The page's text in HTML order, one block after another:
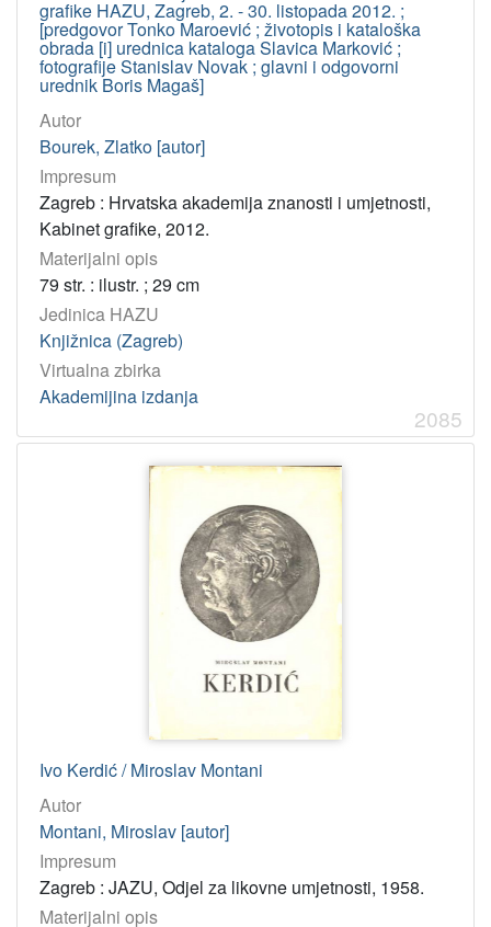
grafike HAZU, Zagreb, 2. - 30. listopada 2012. ;
[predgovor Tonko Maroević ; životopis i kataloška
obrada [i] urednica kataloga Slavica Marković ;
fotografije Stanislav Novak ; glavni i odgovorni
urednik Boris Magaš]
Autor
Bourek, Zlatko [autor]
Impresum
Zagreb : Hrvatska akademija znanosti i umjetnosti,
Kabinet grafike, 2012.
Materijalni opis
79 str. : ilustr. ; 29 cm
Jedinica HAZU
Knjižnica (Zagreb)
Virtualna zbirka
Akademijina izdanja
2085
Ivo Kerdić / Miroslav Montani
Autor
Montani, Miroslav [autor]
Impresum
Zagreb : JAZU, Odjel za likovne umjetnosti, 1958.
Materijalni opis